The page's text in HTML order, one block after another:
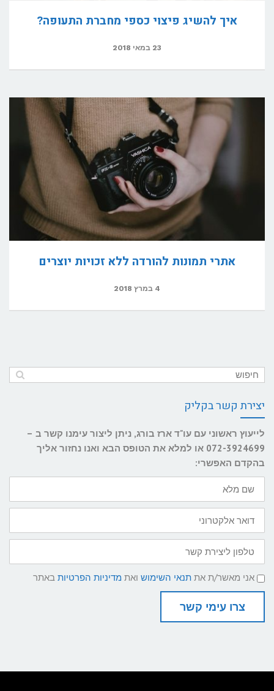
איך להשיג פיצוי כספי מחברת התעופה?
23 במאי 2018
אתרי תמונות להורדה ללא זכויות יוצרים
4 במרץ 2018
יצירת קשר בקליק
לייעוץ ראשוני עם עו"ד ארז בורג, ניתן ליצור עימנו קשר ב –
072-3924699 או למלא את הטופס הבא ואנו נחזור אליך
בהקדם האפשרי:
שם
מלא
דואר
אלקטרוני
טלפון
ליצירת
קשר
תנאי
שימוש
ומדיניות
פרטיות
אני מאשר/ת את תנאי השימוש ואת מדיניות הפרטיות באתר
צרו עימי קשר